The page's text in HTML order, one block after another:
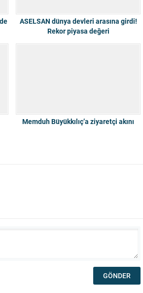
ASELSAN dünya devleri arasına girdi!
Rekor piyasa değeri
Memduh Büyükkılıç’a ziyaretçi akını